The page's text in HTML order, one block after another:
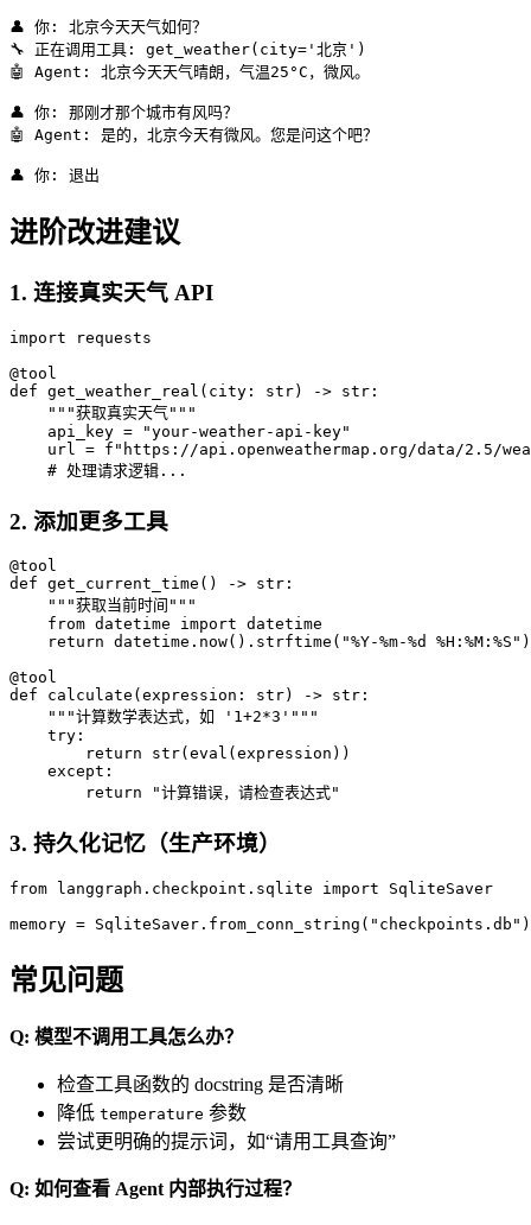
👤 你 :
北京今天天气如何？
🔧 正在调用工具 :
get_weather(city='北京')
🤖 Agent : 北京今天天气晴朗，气温25°C，微风。
👤 你 :
那刚才那个城市有风吗？
🤖 Agent : 是的，北京今天有微风。您是问这个吧？
👤 你 : 退出
进阶改进建议
1. 连接真实天气 API
import requests
@tool
def get_weather_real ( city: str) -> str :
"""获取真实天气"""
    api_key =
"your-weather-api-key"
    url =
f"https://api.openweathermap.org/data/2.5/
# 处理请求逻辑...
2. 添加更多工具
@tool
def get_current_time () -> str :
"""获取当前时间"""
from datetime import datetime
return datetime.now().strftime( "%Y-%m-%d %H:%M:%S" )
@tool
def
calculate ( expression: str) -> str :
"""计算数学表达式，如 '1+2*3'"""
try :
return
str( eval (expression))
except :
return
"计算错误，请检查表达式"
3. 持久化记忆（生产环境）
from langgraph.checkpoint.sqlite import SqliteSaver
memory = SqliteSaver.from_conn_string( "checkpoints.db" )
常见问题
Q: 模型不调用工具怎么办？
检查工具函数的 docstring 是否清晰
降低 temperature 参数
尝试更明确的提示词，如“请用工具查询”
Q: 如何查看 Agent 内部执行过程？